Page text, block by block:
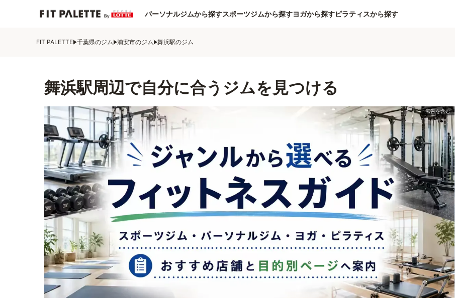
パーソナルジムから探すスポーツジムから探すヨガから探すピラティスから探す
FIT PALETTE 千葉県のジム 浦安市のジム 舞浜駅のジム
舞浜駅周辺で自分に合うジムを見つける